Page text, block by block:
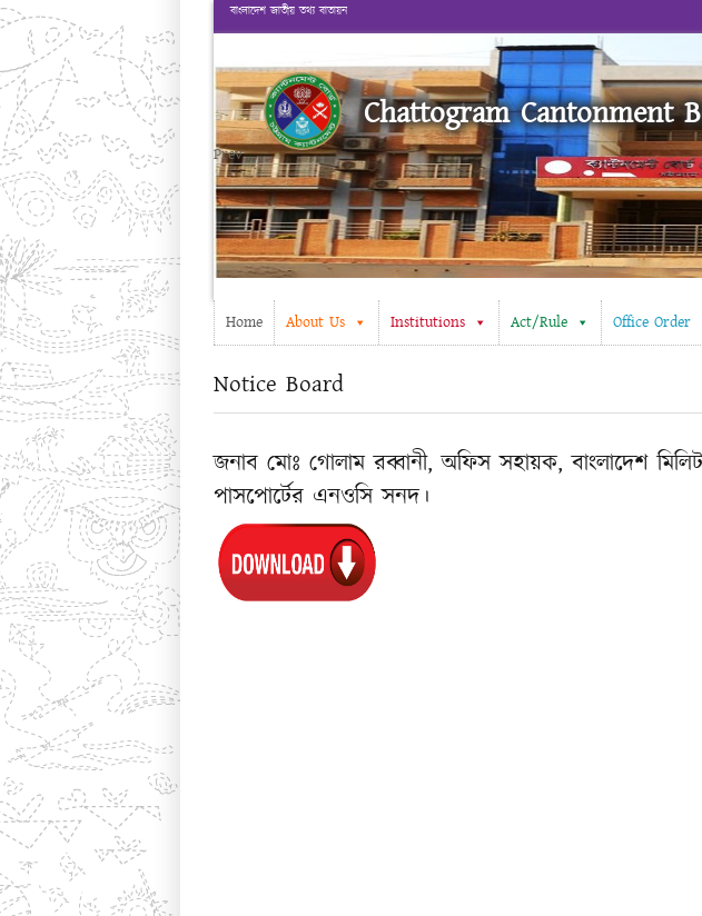
বাংলাদেশ জাতীয় তথ্য বাতায়ন
Prev
Chattogram Cantonment
Home About Us Institutions Act/Rule Office Order
Notice Board
জনাব মোঃ গোলাম রব্বানী, অফিস সহায়ক, বাংলাদেশ
পাসপোর্টের এনওসি সনদ।